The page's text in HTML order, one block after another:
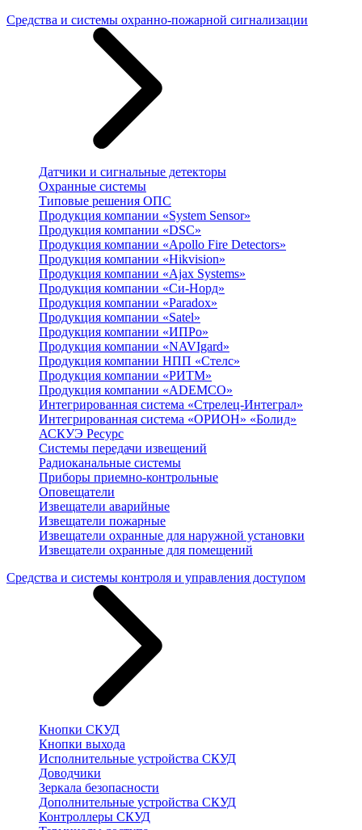
Средства и системы охранно-пожарной сигнализации
Датчики и сигнальные детекторы
Охранные системы
Типовые решения ОПС
Продукция компании «System Sensor»
Продукция компании «DSC»
Продукция компании «Apollo Fire Detectors»
Продукция компании «Hikvision»
Продукция компании «Ajax Systems»
Продукция компании «Си-Норд»
Продукция компании «Paradox»
Продукция компании «Satel»
Продукция компании «ИПРо»
Продукция компании «NAVIgard»
Продукция компании НПП «Стелс»
Продукция компании «РИТМ»
Продукция компании «ADEMCO»
Интегрированная система «Стрелец-Интеграл»
Интегрированная система «ОРИОН» «Болид»
АСКУЭ Ресурс
Системы передачи извещений
Радиоканальные системы
Приборы приемно-контрольные
Оповещатели
Извещатели аварийные
Извещатели пожарные
Извещатели охранные для наружной установки
Извещатели охранные для помещений
Средства и системы контроля и управления доступом
Кнопки СКУД
Кнопки выхода
Исполнительные устройства СКУД
Доводчики
Зеркала безопасности
Дополнительные устройства СКУД
Контроллеры СКУД